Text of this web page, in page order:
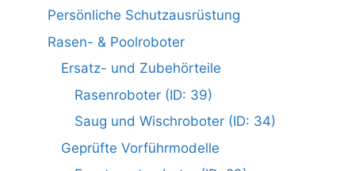
Persönliche Schutzausrüstung
Rasen- & Poolroboter
Ersatz- und Zubehörteile
Rasenroboter (ID: 39)
Saug und Wischroboter (ID: 34)
Geprüfte Vorführmodelle